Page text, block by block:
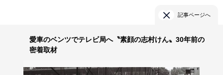
記事ページへ
愛車のベンツでテレビ局へ〝素顔の志村けん〟30年前の
密着取材